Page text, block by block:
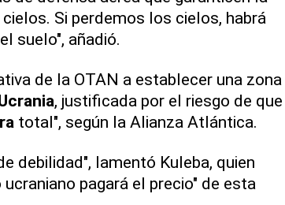
Si perdemos los cielos, habrá
suelo", añadió.
de la OTAN a establecer una zona
, justificada por el riesgo de que
total", según la Alianza Atlántica.
debilidad", lamentó Kuleba, quien
pagará el precio" de esta